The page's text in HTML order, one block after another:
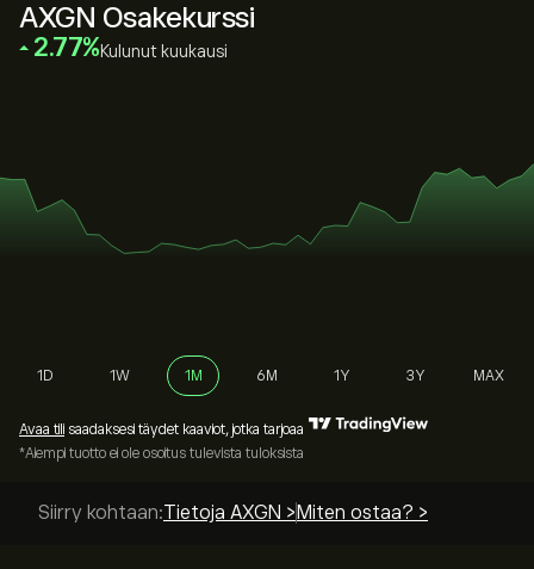
AXGN Osakekurssi
‎2.77‎ Kulunut kuukausi
1D 1W 1M 6M 1Y 3Y MAX
Avaa tili saadaksesi täydet kaaviot, jotka tarjoaa
*Aiempi tuotto ei ole osoitus tulevista tuloksista
Siirry kohtaan:Tietoja AXGN > Miten ostaa? >